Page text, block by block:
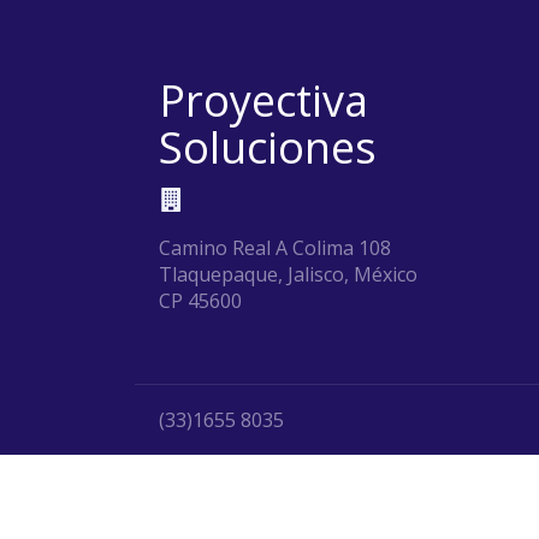
Proyectiva
Soluciones
Camino Real A Colima 108
Tlaquepaque, Jalisco, México
CP 45600
(33)1655 8035